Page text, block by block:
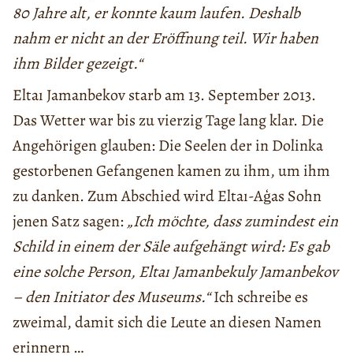
80 Jahre alt, er konnte kaum laufen. Deshalb
nahm er nicht an der Eröffnung teil. Wir haben
ihm Bilder gezeigt.“
Eltaı Jamanbekov starb am 13. September 2013.
Das Wetter war bis zu vierzig Tage lang klar. Die
Angehörigen glauben: Die Seelen der in Dolinka
gestorbenen Gefangenen kamen zu ihm, um ihm
zu danken. Zum Abschied wird Eltaı-Aģas Sohn
jenen Satz sagen: „Ich möchte, dass zumindest ein
Schild in einem der Säle aufgehängt wird: Es gab
eine solche Person, Eltaı Jamanbekuly Jamanbekov
– den Initiator des Museums.“Ich schreibe es
zweimal, damit sich die Leute an diesen Namen
erinnern …